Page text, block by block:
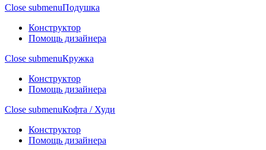
Close submenuПодушка
Конструктор
Помощь дизайнера
Close submenuКружка
Конструктор
Помощь дизайнера
Close submenuКофта / Худи
Конструктор
Помощь дизайнера